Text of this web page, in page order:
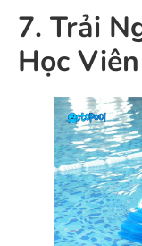
7. Trải
Học Viên